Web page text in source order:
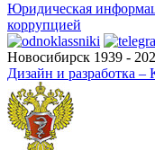
Юридическая
коррупцией
Новосибирск 1939 -
Дизайн и разработка –